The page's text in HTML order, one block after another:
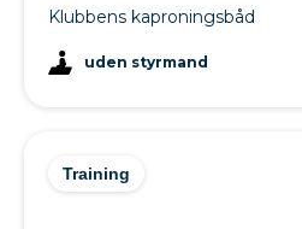
Klubbens kaproningsbåd
uden styrmand
Training